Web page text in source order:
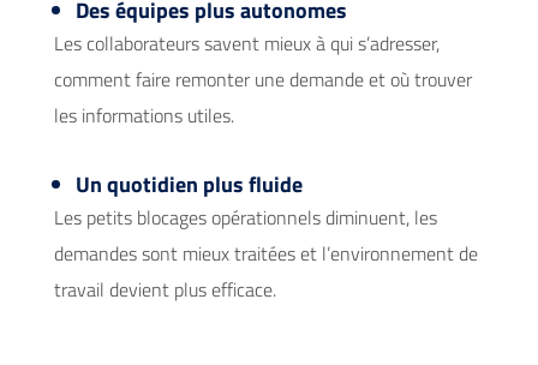
Des équipes plus autonomes
Les collaborateurs savent mieux à qui s’adresser,
comment faire remonter une demande et où trouver
les informations utiles.
Un quotidien plus fluide
Les petits blocages opérationnels diminuent, les
demandes sont mieux traitées et l’environnement de
travail devient plus efficace.